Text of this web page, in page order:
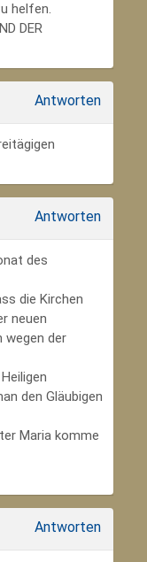
helfen.
DER
Antworten
Antworten
des
die Kirchen
neuen
wegen der
den Gläubigen
Maria komme
Antworten